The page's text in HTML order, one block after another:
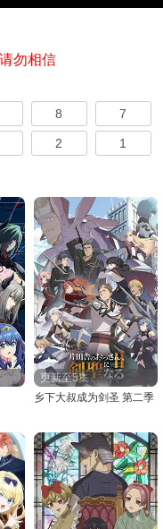
勿相信
8 7
2 1
更新至5集
乡下大叔成为剑圣 第二季